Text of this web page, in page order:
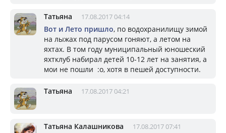
Татьяна 17.08.2017 04:14
Вот и Лето пришло, по водохранилищу зимой
на лыжах под парусом гоняют, а летом на
яхтах. В том году муниципальный юношеский
яхтклуб набирал детей 10-12 лет на занятия, а
мои не пошли :o, хотя в пешей доступности.
Татьяна 17.08.2017 04:21
Татьяна Калашникова 17.08.2017 07:41